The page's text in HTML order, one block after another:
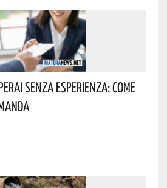
Senza Esperienza: Come